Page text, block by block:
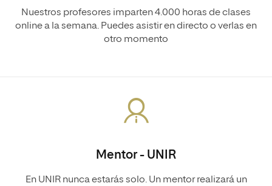
Nuestros profesores imparten 4.000 horas de clases
online a la semana. Puedes asistir en directo o verlas en
otro momento
Mentor - UNIR
En UNIR nunca estarás solo. Un mentor realizará un